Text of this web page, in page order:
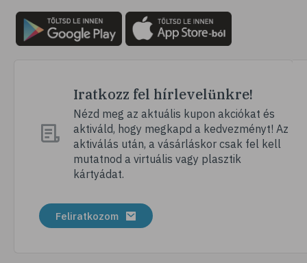
# galagonya
# multivitamin
# köröm
# ginzeng
# folsav
# kollagén
# vízhajtó
# tyúkhúsleves
Iratkozz fel hírlevelünkre!
Nézd meg az aktuális kupon akciókat és
aktiváld, hogy megkapd a kedvezményt! Az
aktiválás után, a vásárláskor csak fel kell
mutatnod a virtuális vagy plasztik
kártyádat.
Feliratkozom